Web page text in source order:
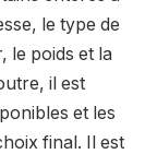
le type de
le poids et la
il est
et les
final. Il est